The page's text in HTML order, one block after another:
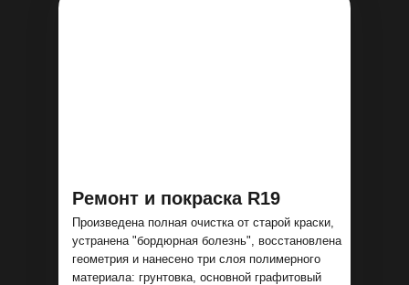
Ремонт и покраска R19
Произведена полная очистка от старой краски,
устранена "бордюрная болезнь", восстановлена
геометрия и нанесено три слоя полимерного
материала: грунтовка, основной графитовый